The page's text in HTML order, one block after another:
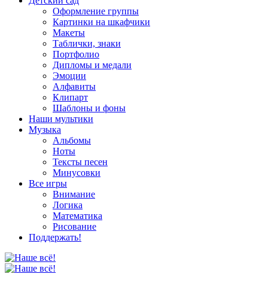
Оформление группы
Картинки на шкафчики
Макеты
Таблички, знаки
Портфолио
Дипломы и медали
Эмоции
Алфавиты
Клипарт
Шаблоны и фоны
Наши мультики
Музыка
Альбомы
Ноты
Тексты песен
Минусовки
Все игры
Внимание
Логика
Математика
Рисование
Поддержать!